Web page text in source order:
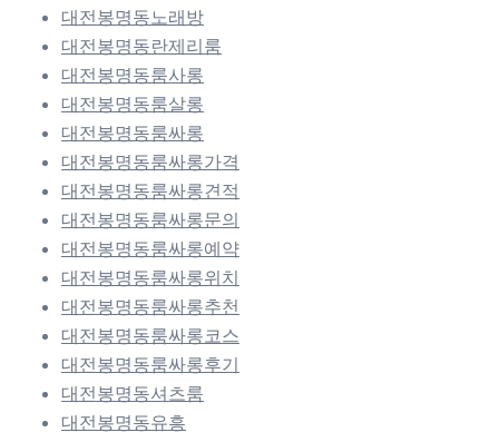
대전봉명동노래방
대전봉명동란제리룸
대전봉명동룸사롱
대전봉명동룸살롱
대전봉명동룸싸롱
대전봉명동룸싸롱가격
대전봉명동룸싸롱견적
대전봉명동룸싸롱문의
대전봉명동룸싸롱예약
대전봉명동룸싸롱위치
대전봉명동룸싸롱추천
대전봉명동룸싸롱코스
대전봉명동룸싸롱후기
대전봉명동셔츠룸
대전봉명동유흥